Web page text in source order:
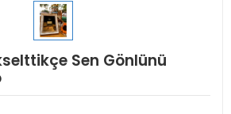
Sen Gönlünü